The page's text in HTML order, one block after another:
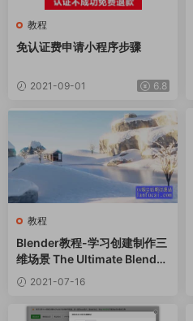
教程
免认证费申请小程序步骤
2021-09-01 6.8
教程
Blender教程-学习创建制作三
维场景 The Ultimate Blender
3D Environments Course
2021-07-16